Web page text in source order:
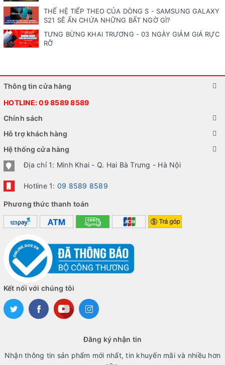
THẾ HỆ TIẾP THEO CỦA DÒNG S - SAMSUNG GALAXY
S21 SẼ ẨN CHỨA NHỮNG BẤT NGỜ GÌ?
TƯNG BỪNG KHAI TRƯƠNG - 03 NGÀY GIẢM GIÁ RỰC
RỠ
Thông tin cửa hàng
HOTLINE:09 8589 8589
Chính sách
Hỗ trợ khách hàng
Hệ thống cửa hàng
Địa chỉ 1: Minh Khai - Q. Hai Bà Trưng - Hà Nội
Hotline 1: 09 8589 8589
Phương thức thanh toán
Kết nối với chúng tôi
Đăng ký nhận tin
Nhận thông tin sản phẩm mới nhất, tin khuyến mãi và nhiều hơn